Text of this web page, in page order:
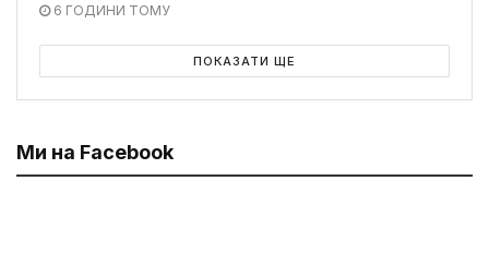
6 ГОДИНИ ТОМУ
ПОКАЗАТИ ЩЕ
Ми на Facebook